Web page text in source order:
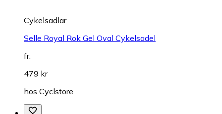
Cykelsadlar
Selle Royal Rok Gel Oval Cykelsadel
fr.
479 kr
hos Cyclstore